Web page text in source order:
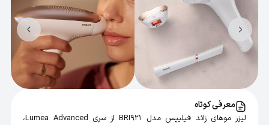
معرفی کوتاه
لیزر موهای زائد فیلیپس مدل BRI921 از سری Lumea Advanced،